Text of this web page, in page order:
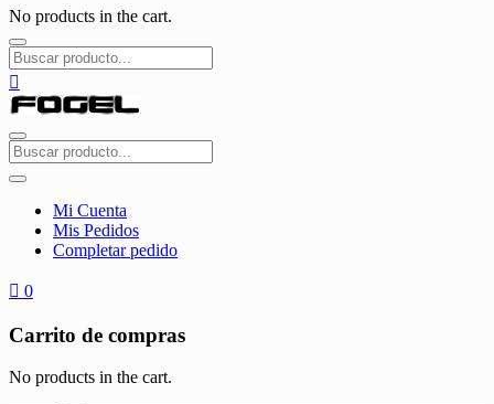
No products in the cart.
Mi Cuenta
Mis Pedidos
Completar pedido
0
Carrito de compras
No products in the cart.